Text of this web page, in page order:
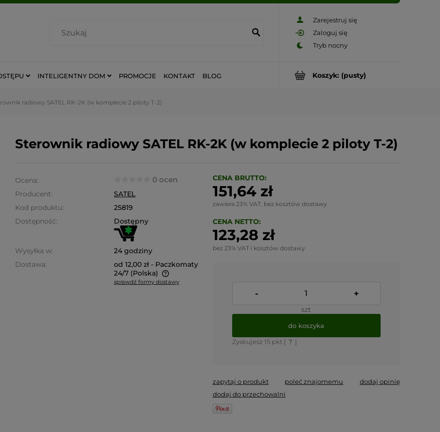
Zarejestruj się
Zaloguj się
Koszyk: (pusty)
INTELIGENTNY DOM PROMOCJE KONTAKT BLOG
radiowy SATEL RK-2K (w komplecie 2 piloty T-2)
Sterownik radiowy SATEL RK-2K (w komplecie 2 piloty T-2)
Ocena: 0 ocen
Producent:
SATEL
Kod produktu:
25819
Dostępność:
Dostępny
Wysyłka w:
24 godziny
Dostawa:
od 12,00 zł - Paczkomaty
24/7 (Polska)
sprawdź formy dostawy
CENA BRUTTO:
151,64 zł
zawiera 23% VAT, bez kosztów dostawy
CENA NETTO:
123,28 zł
bez 23% VAT i kosztów dostawy
- +
szt
do koszyka
Zyskujesz 15pkt [ ? ]
zapytaj o produkt poleć znajomemu
dodaj opinię
dodaj do przechowalni